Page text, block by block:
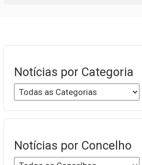
Notícias por Categoria
Notícias por Concelho